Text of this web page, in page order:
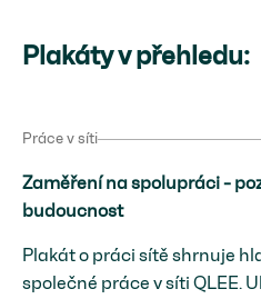
Plakáty v přehledu:
Práce v síti
Zaměření na spolupráci -
budoucnost
Plakát o práci sítě shrnuje
společné práce v síti QLEE.